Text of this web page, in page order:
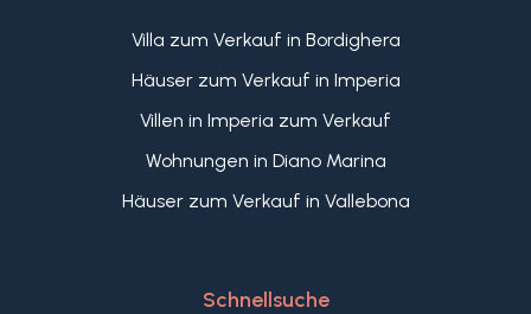
Villa zum Verkauf in Bordighera
Häuser zum Verkauf in Imperia
Villen in Imperia zum Verkauf
Wohnungen in Diano Marina
Häuser zum Verkauf in Vallebona
Schnellsuche